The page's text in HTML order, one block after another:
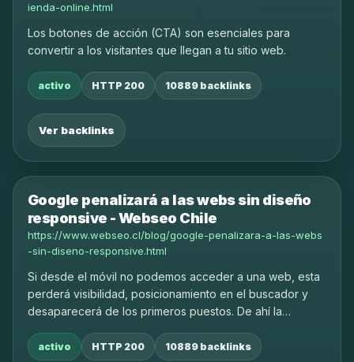
ienda-online.html
Los botones de acción (CTA) son esenciales para
convertir a los visitantes que llegan a tu sitio web.
activo HTTP 200 10889 backlinks
Ver backlinks
Google penalizará a las webs sin diseño
responsive - Webseo Chile
https://www.webseo.cl/blog/google-penalizara-a-las-webs
-sin-diseno-responsive.html
Si desde el móvil no podemos acceder a una web, esta
perderá visibilidad, posicionamiento en el buscador y
desaparecerá de los primeros puestos. De ahí la
usuarios online, adaptar la web a móvil.
activo HTTP 200 10889 backlinks